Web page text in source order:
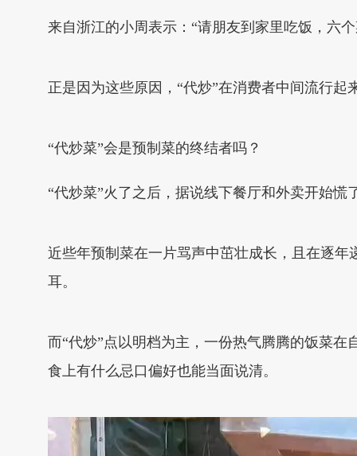
来自浙江的小周表示：“请朋友到家里吃饭，六
正是因为这些原因，“代炒”在消费者中间流行起
“代炒菜”会是预制菜的终结者吗？
“代炒菜”火了之后，据说线下餐厅和外卖开始慌
近些年预制菜在一片骂声中茁壮成长，且在逐年
耳。
而“代炒”点以明档为主，一份热气腾腾的饭菜
食上有什么忌口偏好也能当面说清。